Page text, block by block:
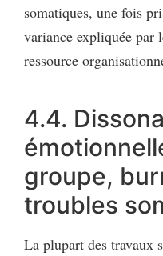
somatiques, une fois
variance expliquée par
ressource
4.4.
groupe,
troubles
La plupart des travaux